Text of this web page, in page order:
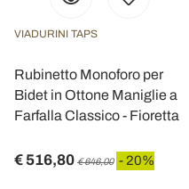
VIADURINI TAPS
Rubinetto Monoforo per
Bidet in Ottone Maniglie a
Farfalla Classico - Fioretta
€ 516,80 € 646,00 - 20%